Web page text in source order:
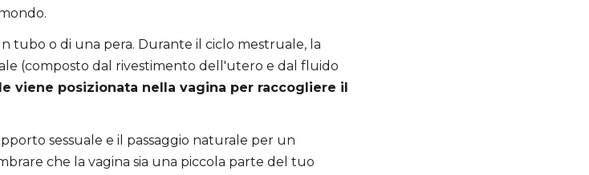
tubo o di una pera. Durante il ciclo mestruale, la
(composto dal rivestimento dell'utero e dal fluido
viene posizionata nella vagina per raccogliere il
sessuale e il passaggio naturale per un
che la vagina sia una piccola parte del tuo